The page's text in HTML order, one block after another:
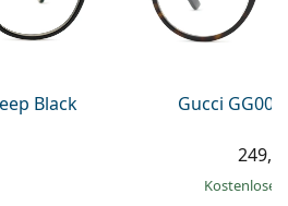
Black Gucci
Kostenloser